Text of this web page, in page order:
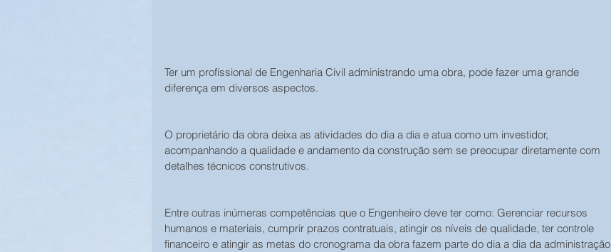
Ter um profissional de Engenharia Civil administrando uma obra, pode fazer uma grande
diferença em diversos aspectos.
O proprietário da obra deixa as atividades do dia a dia e atua como um investidor,
acompanhando a qualidade e andamento da construção sem se preocupar diretamente com
detalhes técnicos construtivos.
Entre outras inúmeras competências que o Engenheiro deve ter como: Gerenciar recursos
humanos e materiais, cumprir prazos contratuais, atingir os níveis de qualidade, ter controle
financeiro e atingir as metas do cronograma da obra fazem parte do dia a dia da administração